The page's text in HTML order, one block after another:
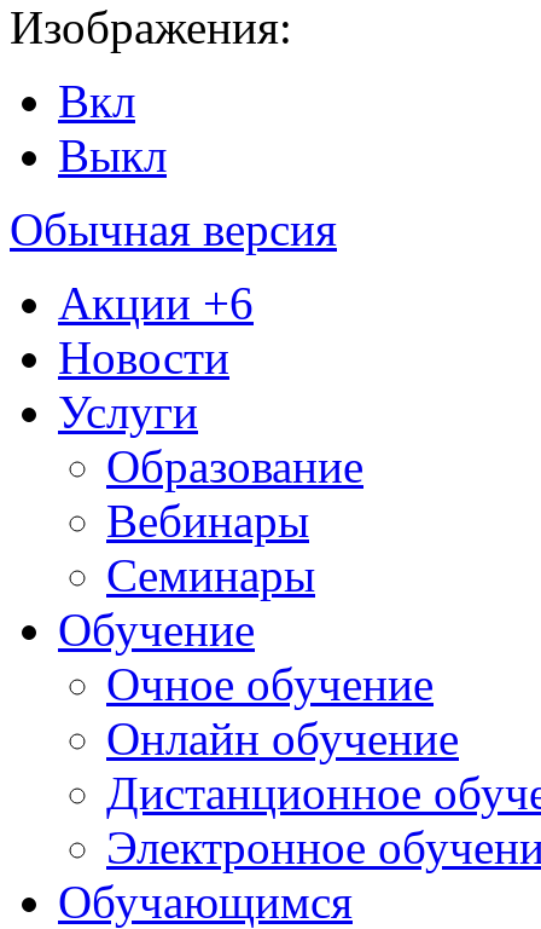
Изображения:
Вкл
Выкл
Обычная версия
Акции +6
Новости
Услуги
Образование
Вебинары
Семинары
Обучение
Очное обучение
Онлайн обучение
Дистанционное
Электронное
Обучающимся